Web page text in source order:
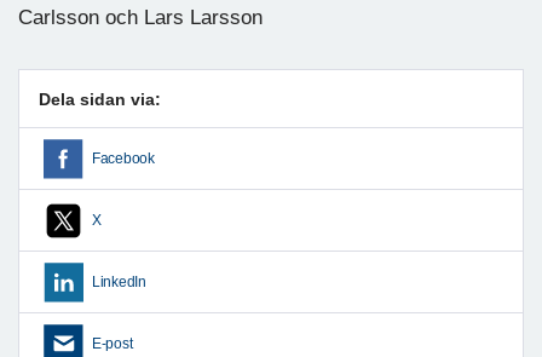
Carlsson och Lars Larsson
Dela sidan via:
Facebook
X
LinkedIn
E-post